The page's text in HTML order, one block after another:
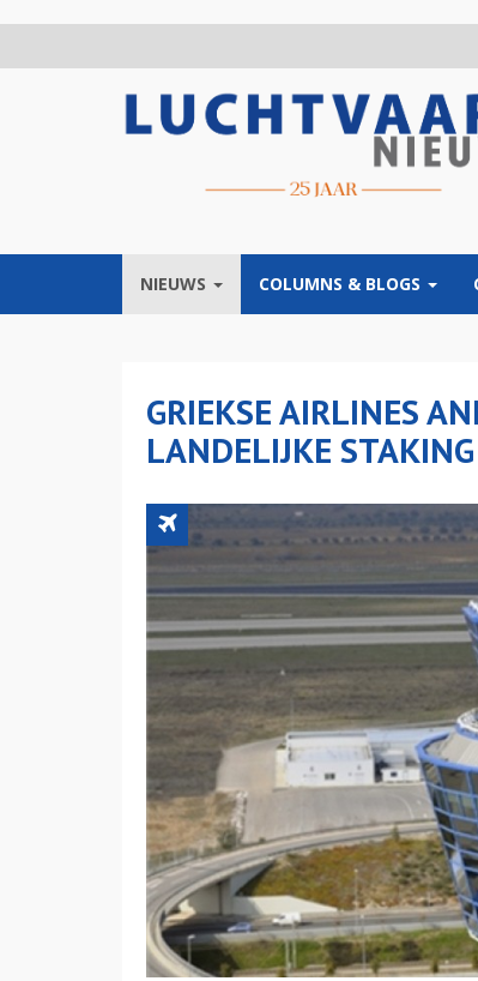
NIEUWS COLUMNS & BLOGS
GRIEKSE AIRLINES
LANDELIJKE STAKING